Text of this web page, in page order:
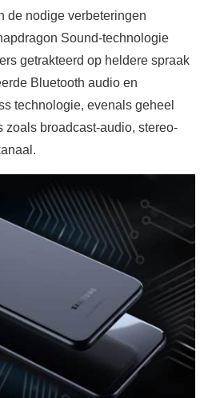
de nodige verbeteringen
Sound-technologie
getrakteerd op heldere spraak
Bluetooth audio en
technologie, evenals geheel
zoals broadcast-audio, stereo-